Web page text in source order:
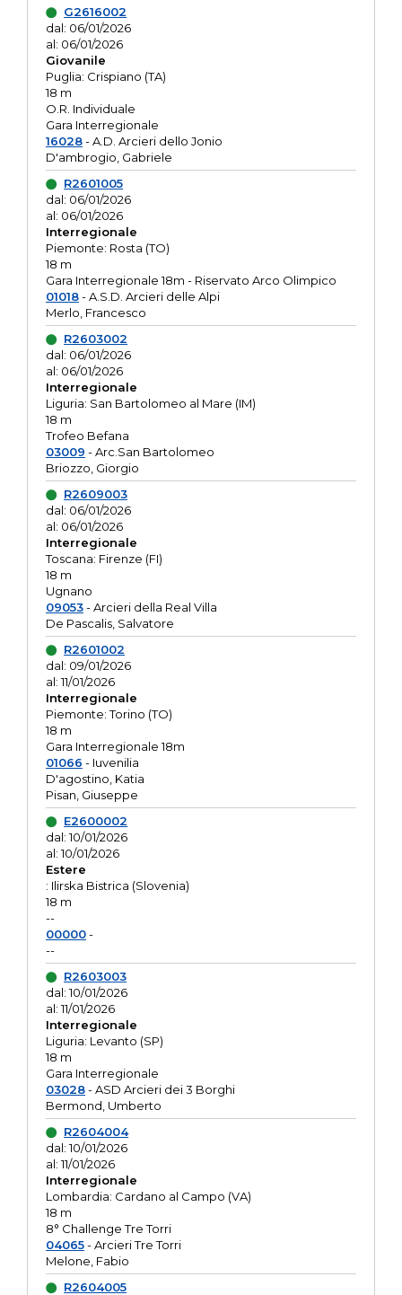
G2616002
dal: 06/01/2026
al: 06/01/2026
Giovanile
Puglia: Crispiano (TA)
18 m
O.R. Individuale
Gara Interregionale
16028- A.D. Arcieri dello Jonio
D'ambrogio, Gabriele
R2601005
dal: 06/01/2026
al: 06/01/2026
Interregionale
Piemonte: Rosta (TO)
18 m
Gara Interregionale 18m - Riservato Arco Olimpico
01018- A.S.D. Arcieri delle Alpi
Merlo, Francesco
R2603002
dal: 06/01/2026
al: 06/01/2026
Interregionale
Liguria: San Bartolomeo al Mare (IM)
18 m
Trofeo Befana
03009 - Arc.San Bartolomeo
Briozzo, Giorgio
R2609003
dal: 06/01/2026
al: 06/01/2026
Interregionale
Toscana: Firenze (FI)
18 m
Ugnano
09053- Arcieri della Real Villa
De Pascalis, Salvatore
R2601002
dal: 09/01/2026
al: 11/01/2026
Interregionale
Piemonte: Torino (TO)
18 m
Gara Interregionale 18m
01066 - Iuvenilia
D'agostino, Katia
Pisan, Giuseppe
E2600002
dal: 10/01/2026
al: 10/01/2026
Estere
: Ilirska Bistrica (Slovenia)
18 m
--
00000-
--
R2603003
dal: 10/01/2026
al: 11/01/2026
Interregionale
Liguria: Levanto (SP)
18 m
Gara Interregionale
03028- ASD Arcieri dei 3 Borghi
Bermond, Umberto
R2604004
dal: 10/01/2026
al: 11/01/2026
Interregionale
Lombardia: Cardano al Campo (VA)
18 m
8° Challenge Tre Torri
04065- Arcieri Tre Torri
Melone, Fabio
R2604005